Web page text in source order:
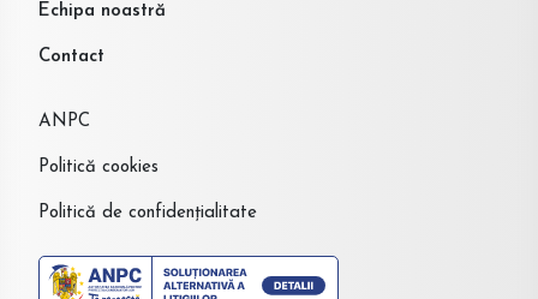
Echipa noastră
Contact
ANPC
Politică cookies
Politică de confidențialitate